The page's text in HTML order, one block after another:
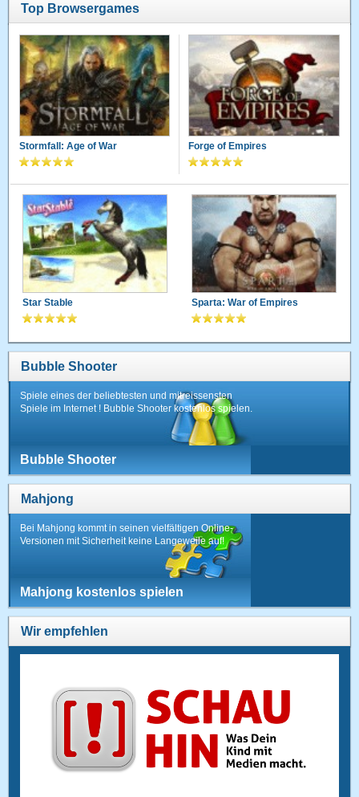
Top Browsergames
Stormfall: Age of War Forge of Empires
Star Stable Sparta: War of Empires
Bubble Shooter
Spiele eines der beliebtesten und mitreissensten
Spiele im Internet ! Bubble Shooter kostenlos spielen.
Bubble Shooter
Mahjong
Bei Mahjong kommt in seinen vielfältigen Online-
Versionen mit Sicherheit keine Langeweile auf!
Mahjong kostenlos spielen
Wir empfehlen